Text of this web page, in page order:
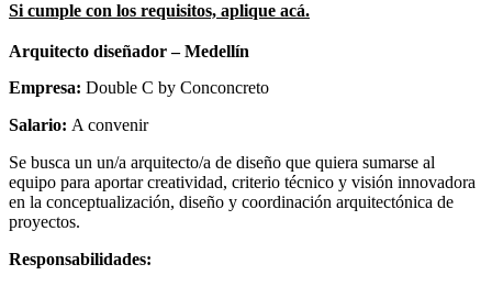
Si cumple con los requisitos, aplique acá.
Arquitecto diseñador – Medellín
Empresa: Double C by Conconcreto
Salario: A convenir
Se busca un un/a arquitecto/a de diseño que quiera sumarse al
equipo para aportar creatividad, criterio técnico y visión innovadora
en la conceptualización, diseño y coordinación arquitectónica de
proyectos.
Responsabilidades: